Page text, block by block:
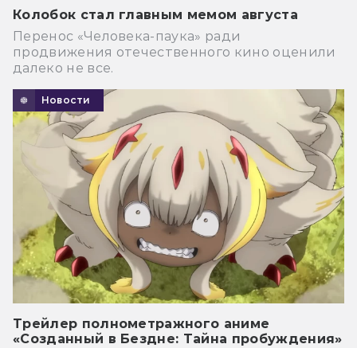
Колобок стал главным мемом августа
Перенос «Человека-паука» ради
продвижения отечественного кино оценили
далеко не все.
Новости
Трейлер полнометражного аниме
«Созданный в Бездне: Тайна пробуждения»